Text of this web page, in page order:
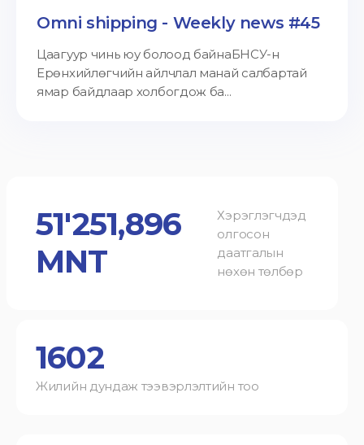
Omni shipping - Weekly news #45
Цаагуур чинь юу болоод байнаБНСУ-н
Ерөнхийлөгчийн айлчлал манай салбартай
ямар байдлаар холбогдож ба...
51'251,896
MNT
Хэрэглэгчдэд
олгосон
даатгалын
нөхөн төлбөр
1602
Жилийн дундаж тээвэрлэлтийн тоо